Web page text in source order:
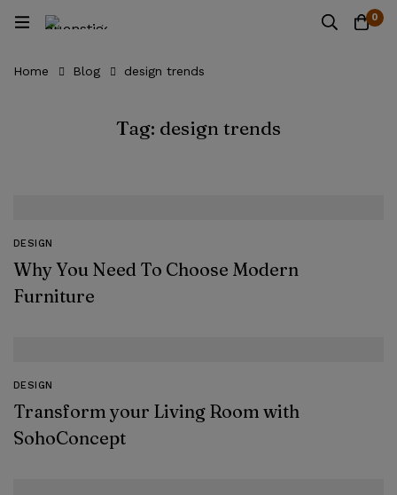
0
Home Blog design trends
Tag: design trends
DESIGN
Why You Need To Choose Modern
Furniture
DESIGN
Transform your Living Room with
SohoConcept